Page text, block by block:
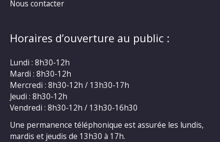
Nous contacter
Horaires d’ouverture au public :
Lundi : 8h30-12h
Mardi : 8h30-12h
Mercredi : 8h30-12h / 13h30-17h
Jeudi : 8h30-12h
Vendredi : 8h30-12h / 13h30-16h30
Une permanence téléphonique est assurée les lundis,
mardis et jeudis de 13h30 à 17h.